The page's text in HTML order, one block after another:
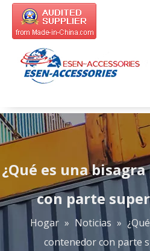
¿Qué es una
con parte
Hogar » Noticias »
contenedor con parte